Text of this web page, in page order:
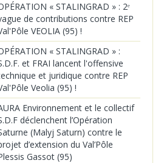
« STALINGRAD » : 2ᵉ
de contributions contre REP
VEOLIA (95) !
« STALINGRAD » :
et FRAI lancent l'offensive
et juridique contre REP
Veolia (95) !
Environnement et le collectif
déclenchent l’Opération
(Malyj Saturn) contre le
d’extension du Val’Pôle
Gassot (95)